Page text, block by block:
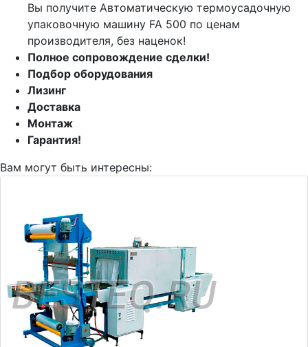
Вы получите Автоматическую термоусадочную
упаковочную машину FA 500 по ценам
производителя, без наценок!
Полное сопровождение сделки!
Подбор оборудования
Лизинг
Доставка
Монтаж
Гарантия!
Вам могут быть интересны: